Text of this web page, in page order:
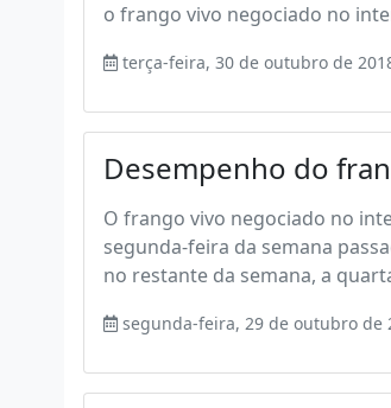
o frango vivo negociado no
terça-feira, 30 de outubro de
Desempenho do
O frango vivo negociado no
segunda-feira da semana
no restante da semana, a
segunda-feira, 29 de outubro de